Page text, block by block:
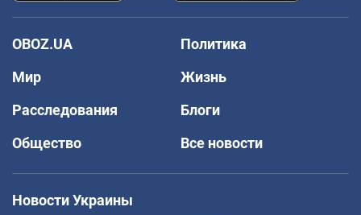
OBOZ.UA
Политика
Мир
Жизнь
Расследования
Блоги
Общество
Все новости
Новости Украины